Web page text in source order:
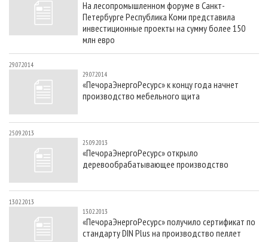
СУШКА ДРЕВЕСИНЫ
ПРОИЗВОДСТВО ДРЕВЕСНЫХ ПЛИТ
ДЕРЕВЯННОЕ ДОМОСТРОЕНИЕ
ПРОИЗВОДСТВО МЕБЕЛИ
БИОЭНЕРГЕТИКА
ЦБП
ИНСТРУМЕНТ И МАТЕРИАЛЫ
ПЕРСОНЫ
МОБИЛЬНЫЕ ВЫСТАВКИ
ОФИЦИАЛЬНЫЕ ДЕЛЕГАЦИИ
ПРИОРИТЕТНЫЕ ИНВЕСТПРОЕКТЫ
RUSSIAN FORESTRY REVIEW
БИБЛИОТЕКА СПЕЦИАЛИСТА
КОНТАКТЫ
РЕКЛАМА
РЕКЛАМА НА САЙТЕ
На лесопромышленном форуме в Санкт-
Петербурге Республика Коми представила
инвестиционные проекты на сумму более 150
млн евро
29.07.2014
29.07.2014
«ПечораЭнергоРесурс» к концу года начнет
производство мебельного щита
25.09.2013
25.09.2013
«ПечораЭнергоРесурс» открыло
деревообрабатывающее производство
13.02.2013
13.02.2013
«ПечораЭнергоРесурс» получило сертификат по
стандарту DIN Plus на производство пеллет